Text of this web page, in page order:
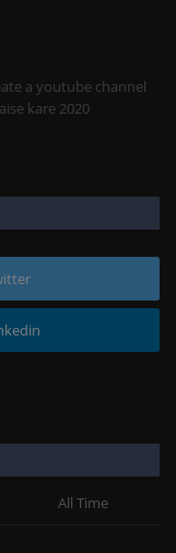
a youtube channel
kare 2020
All Time